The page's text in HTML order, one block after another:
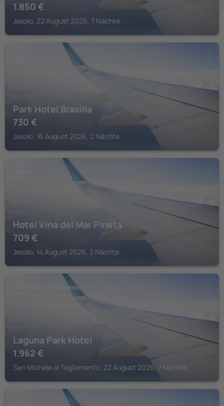
1.850 €
Jesolo, 22 August 2026, 7 Nächte
Park Hotel Brasilia
730 €
Jesolo, 16 August 2026, 2 Nächte
Hotel Vina del Mar Pineta
709 €
Jesolo, 14 August 2026, 2 Nächte
SAN MICHELE AL TAGLIAMENTO
Laguna Park Hotel
1.962 €
San Michele al Tagliamento, 22 August 2026, 7 Nächte